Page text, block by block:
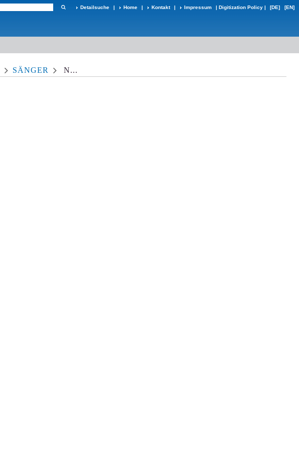
Detailsuche | Home | Kontakt | Impressum | Digitization Policy | [DE] [EN]
SÄNGER N...